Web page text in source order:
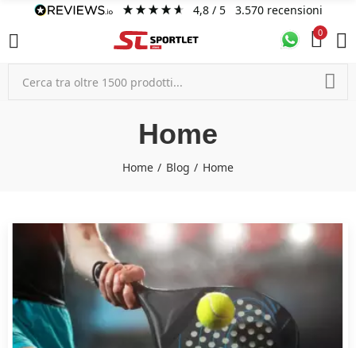
4,8/ 5 3.570 recensioni
0
Home
Home Blog Home